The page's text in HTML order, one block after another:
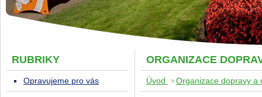
ORGANIZACE
Úvod Organizace dopravy
RUBRIKY
Opravujeme pro vás